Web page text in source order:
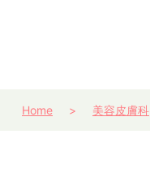
Home 美容皮膚科